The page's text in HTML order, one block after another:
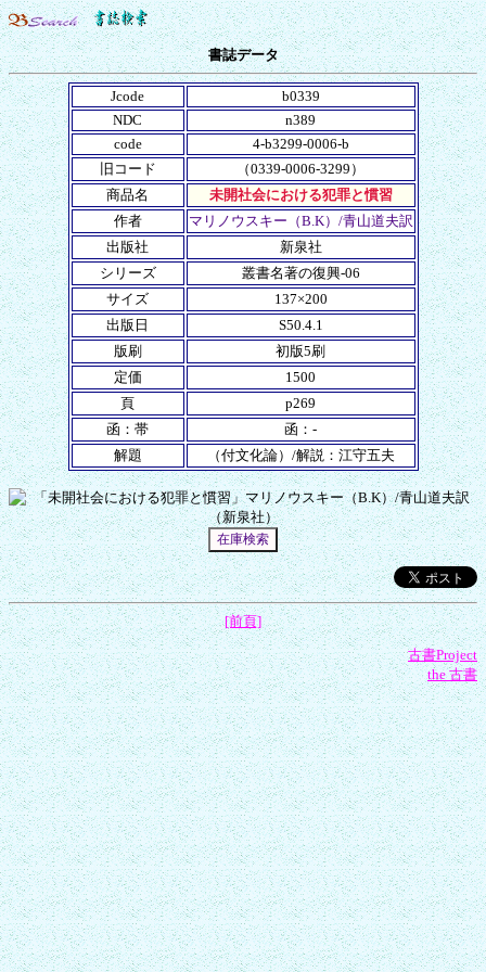
書誌データ
Jcode
b0339
NDC
n389
code
4-b3299-0006-b
旧コード
（0339-0006-3299）
商品名
未開社会における犯罪と慣習
作者
マリノウスキー（B.K）/青山道夫訳
出版社
新泉社
シリーズ
叢書名著の復興-06
サイズ
137×200
出版日
S50.4.1
版刷
初版5刷
定価
1500
頁
p269
函：帯
函：-
解題
（付文化論）/解説：江守五夫
[前頁]
古書Project
the 古書